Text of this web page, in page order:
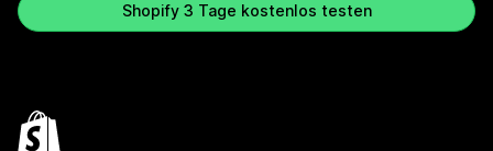
Shopify 3 Tage kostenlos testen